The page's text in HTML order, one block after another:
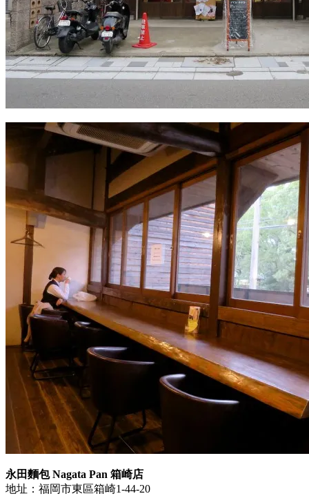
永田麵包 Nagata Pan 箱崎店
地址：福岡市東區箱崎1-44-20